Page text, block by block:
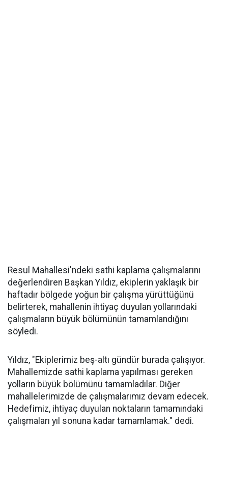
Resul Mahallesi'ndeki sathi kaplama çalışmalarını
değerlendiren Başkan Yıldız, ekiplerin yaklaşık bir
haftadır bölgede yoğun bir çalışma yürüttüğünü
belirterek, mahallenin ihtiyaç duyulan yollarındaki
çalışmaların büyük bölümünün tamamlandığını
söyledi.
Yıldız, "Ekiplerimiz beş-altı gündür burada çalışıyor.
Mahallemizde sathi kaplama yapılması gereken
yolların büyük bölümünü tamamladılar. Diğer
mahallelerimizde de çalışmalarımız devam edecek.
Hedefimiz, ihtiyaç duyulan noktaların tamamındaki
çalışmaları yıl sonuna kadar tamamlamak." dedi.